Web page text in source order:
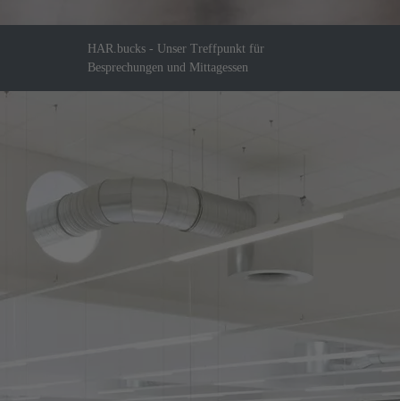
HAR.bucks - Unser Treffpunkt für
Besprechungen und Mittagessen